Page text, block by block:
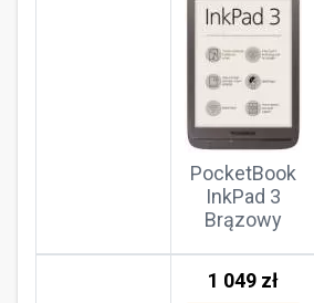
PocketBook
InkPad 3
Brązowy
1 049 zł